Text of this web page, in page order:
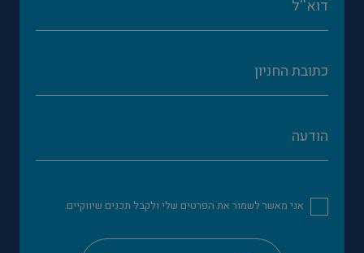
אני מאשר לשמור את הפרטים שלי ולקבל תכנים שיווקיים.